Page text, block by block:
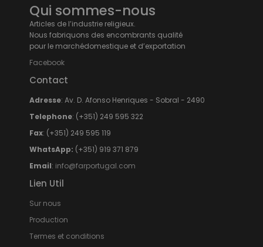
Qui sommes-nous
Articles de l’industrie religieux.
Nous fabriquons des encombrants qualité
pour le marchédomestique et d’exportation
Facebook
Contact
Adresse: Av. D. Afonso Henriques - Sobral - 2490
Telephone: (+351) 249 595 322
Fax: (+351) 249 595 119
WhatsApp: (+351) 919 371 879
Email: info@farportugal.com
Lien Util
Sur nous
Production
Termes et conditions